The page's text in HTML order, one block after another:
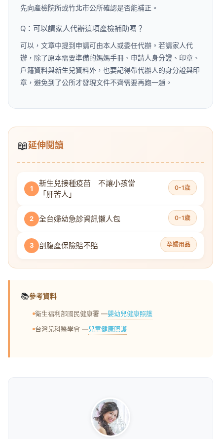
先向產檢院所或竹北市公所確認是否能補正。
Q：可以請家人代辦這項產檢補助嗎？
可以，文章中提到申請可由本人或委任代辦。若請家人代
辦，除了原本需要準備的媽媽手冊、申請人身分證、印章、
戶籍資料與新生兒資料外，也要記得帶代辦人的身分證與印
章，避免到了公所才發現文件不齊需要再跑一趟。
📖延伸閱讀
1
新生兒接種疫苗 不讓小孩當
「肝苦人」
0-1歲
2 全台婦幼急診資訊懶人包 0-1歲
3 剖腹產保險賠不賠 孕婦用品
📚參考資料
衛生福利部國民健康署 —嬰幼兒健康照護
台灣兒科醫學會 —兒童健康照護